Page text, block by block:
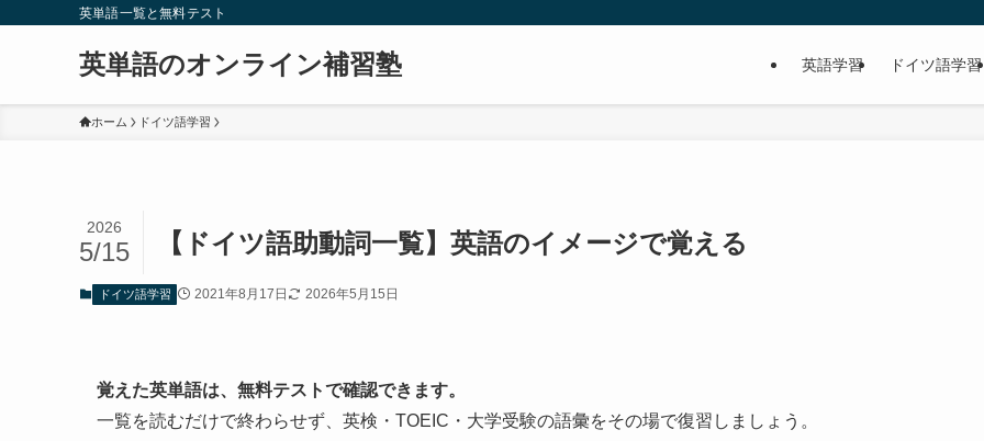
英単語一覧と無料テスト
英単語のオンライン補習塾 英語学習 ドイツ語学習
ホーム ドイツ語学習
【ドイツ語助動詞一覧】英語のイメージで覚える
2026
5/15
ドイツ語学習 2021年8月17日 2026年5月15日
覚えた英単語は、無料テストで確認できます。
一覧を読むだけで終わらせず、英検・TOEIC・大学受験の語彙をその場で復習しましょう。